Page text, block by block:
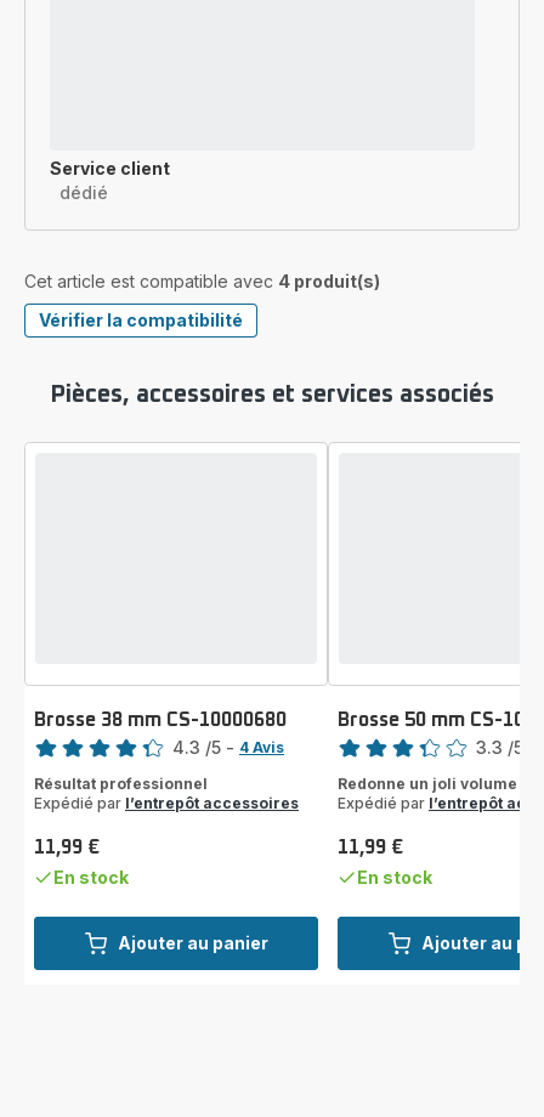
Service client
dédié
Cet article est compatible avec 4 produit(s)
Vérifier la compatibilité
Pièces, accessoires et services associés
Ajouter au panier
Brosse 38 mm CS-10000680
Note
4.3 /5 - 4 Avis
Résultat professionnel
Expédié par l’entrepôt accessoires
Prix
11,99 €
En stock
Ajouter au
Brosse 50 mm CS-
Note
3.3 /5
Redonne un joli volume
Expédié par l’entrepôt
Prix
11,99 €
En stock